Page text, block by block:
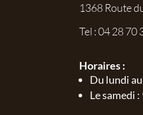
1368 Route
Tel :04 28 70
Horaires :
Du lundi
Le samedi